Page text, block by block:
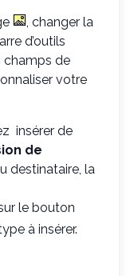
, changer la
d’outils
champs de
votre
insérer de
de
destinataire, la
le bouton
à insérer.